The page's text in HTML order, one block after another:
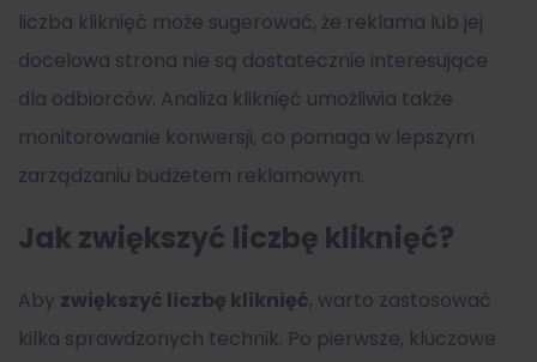
liczba kliknięć może sugerować, że reklama lub jej
docelowa strona nie są dostatecznie interesujące
dla odbiorców. Analiza kliknięć umożliwia także
monitorowanie konwersji, co pomaga w lepszym
zarządzaniu budżetem reklamowym.
Jak zwiększyć liczbę kliknięć?
Aby zwiększyć liczbę kliknięć, warto zastosować
kilka sprawdzonych technik. Po pierwsze, kluczowe